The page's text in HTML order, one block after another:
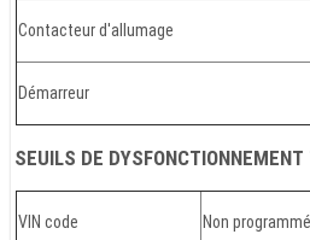
Contacteur d'allumage
Démarreur
SEUILS DE DYSFONCTIONNEMENT
VIN code Non programmé